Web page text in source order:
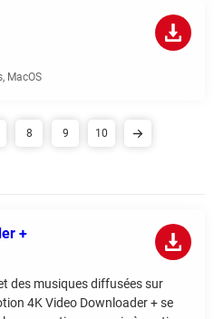
MacOS
8 9 10
+
des musiques diffusées sur
4K Video Downloader + se